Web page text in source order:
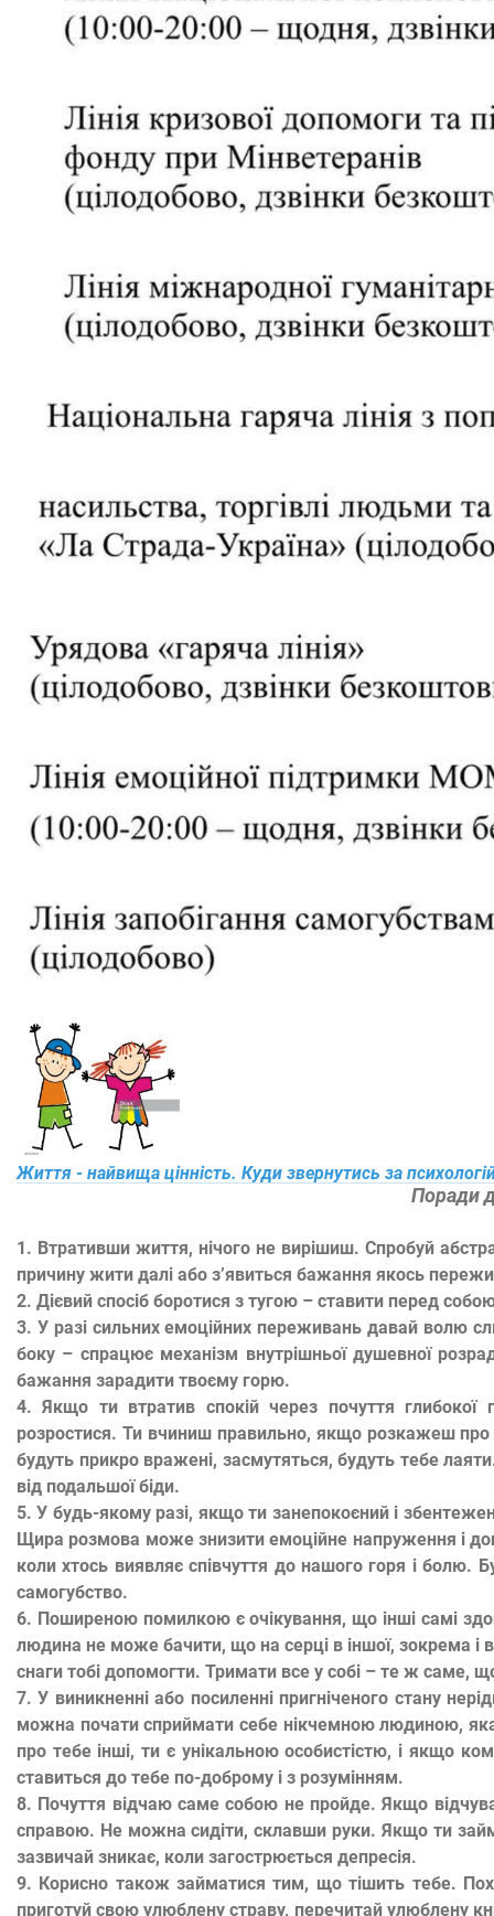
Життя - найвища цінність. Куди звернутись за
Поради
1. Втративши життя, нічого не вирішиш. Спробуй
причину жити далі або з’явиться бажання якось
2. Дієвий спосіб боротися з тугою – ставити перед
3. У разі сильних емоційних переживань давай волю
боку – спрацює механізм внутрішньої душевної
бажання зарадити твоєму горю.
4. Якщо ти втратив спокій через почуття
розростися. Ти вчиниш правильно, якщо розкажеш
будуть прикро вражені, засмутяться, будуть тебе
від подальшої біди.
5. У будь-якому разі, якщо ти занепокоєний і
Щира розмова може знизити емоційне напруження і
коли хтось виявляє співчуття до нашого горя і болю.
самогубство.
6. Поширеною помилкою є очікування, що інші самі
людина не може бачити, що на серці в іншої, зокрема і
снаги тобі допомогти. Тримати все у собі – те ж саме,
7. У виникненні або посиленні пригніченого стану
можна почати сприймати себе нікчемною людиною,
про тебе інші, ти є унікальною особистістю, і якщо
ставиться до тебе по-доброму і з розумінням.
8. Почуття відчаю саме собою не пройде. Якщо
справою. Не можна сидіти, склавши руки. Якщо ти
зазвичай зникає, коли загострюється депресія.
9. Корисно також займатися тим, що тішить тебе.
приготуй свою улюблену страву, перечитай улюблену